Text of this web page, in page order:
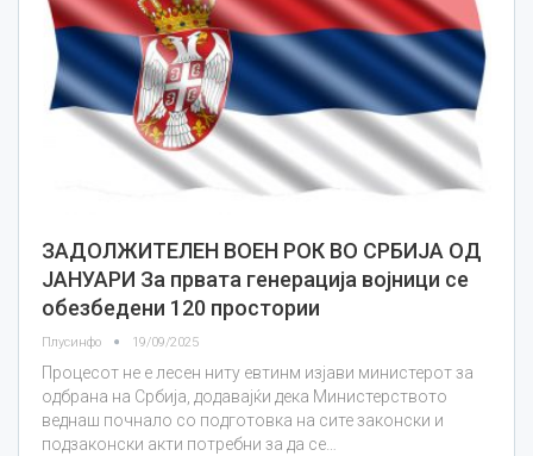
ЗАДОЛЖИТЕЛЕН ВОЕН РОК ВО СРБИЈА ОД
ЈАНУАРИ За првата генерација војници се
обезбедени 120 простории
Плусинфо 19/09/2025
Процесот не е лесен ниту евтинм изјави министерот за
одбрана на Србија, додавајќи дека Министерството
веднаш почнало со подготовка на сите законски и
подзаконски акти потребни за да се…